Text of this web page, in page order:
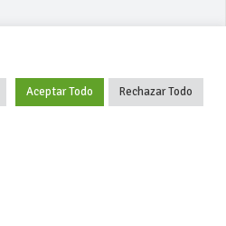
Aceptar Todo Rechazar Todo